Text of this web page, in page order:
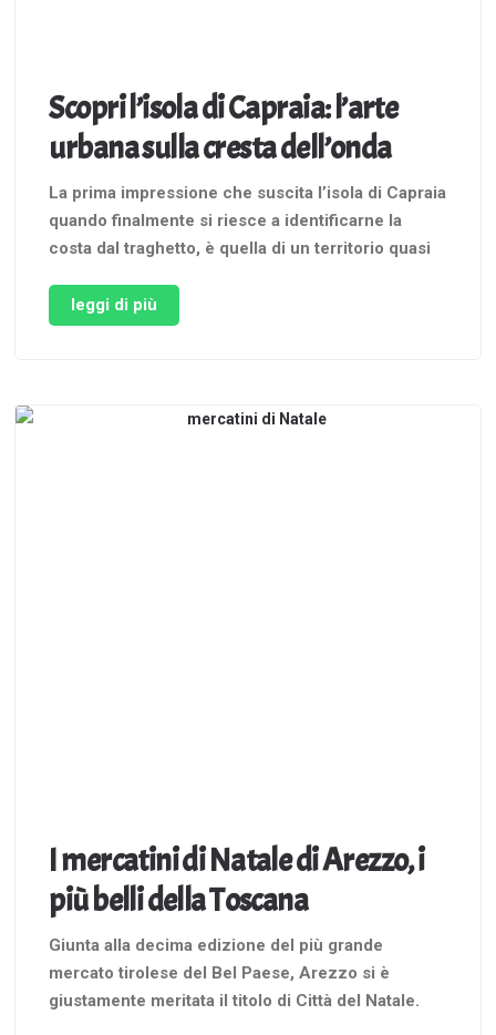
Scopri l’isola di Capraia: l’arte
urbana sulla cresta dell’onda
La prima impressione che suscita l’isola di Capraia
quando finalmente si riesce a identificarne la
costa dal traghetto, è quella di un territorio quasi
crinali, a detta dei visitatori più assidui, spesso
presente. Sono poche centinai i residenti
leggi di più
I mercatini di Natale di Arezzo, i
più belli della Toscana
Giunta alla decima edizione del più grande
mercato tirolese del Bel Paese, Arezzo si è
giustamente meritata il titolo di Città del Natale.